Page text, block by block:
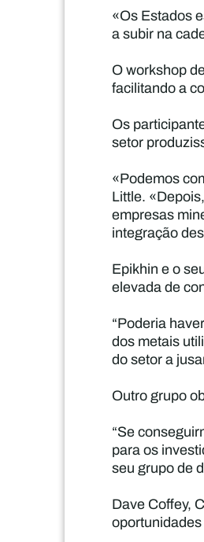
«Os Estados
a subir na
O workshop
facilitando a
Os
setor
«Podemos
Little.
empresas
integração
Epikhin e o
elevada de
“Poderia
dos metais
do setor a
Outro grupo
“Se
para os
seu grupo de
Dave Coffey,